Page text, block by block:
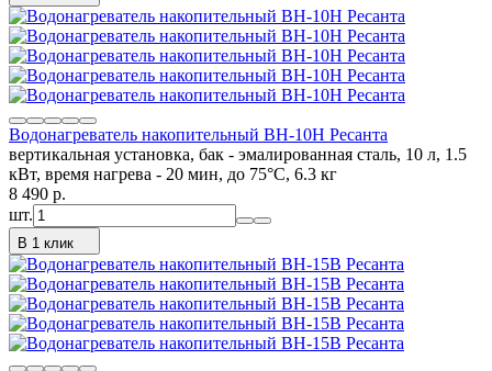
Водонагреватель накопительный ВН-10Н Ресанта
вертикальная установка, бак - эмалированная сталь, 10 л, 1.5
кВт, время нагрева - 20 мин, до 75°C, 6.3 кг
8 490 p.
шт.
В 1 клик